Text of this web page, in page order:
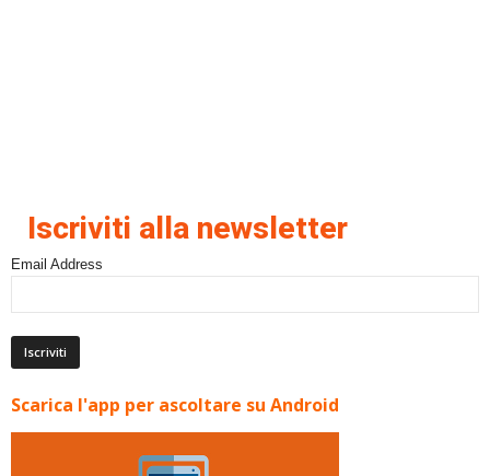
Iscriviti alla newsletter
Email Address
Scarica l'app per ascoltare su Android